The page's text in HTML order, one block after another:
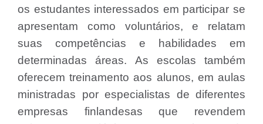
os estudantes interessados em participar se
apresentam como voluntários, e relatam
suas competências e habilidades em
determinadas áreas. As escolas também
oferecem treinamento aos alunos, em aulas
ministradas por especialistas de diferentes
empresas finlandesas que revendem